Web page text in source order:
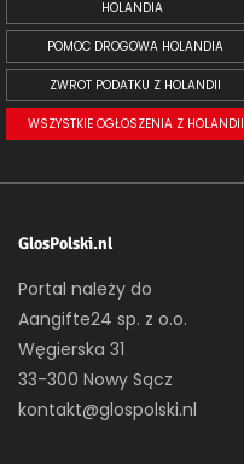
HOLANDIA
POMOC DROGOWA HOLANDIA
ZWROT PODATKU Z HOLANDII
WSZYSTKIE OGŁOSZENIA Z HOLANDII
GlosPolski.nl
Portal należy do
Aangifte24 sp. z o.o.
Węgierska 31
33-300 Nowy Sącz
kontakt@glospolski.nl